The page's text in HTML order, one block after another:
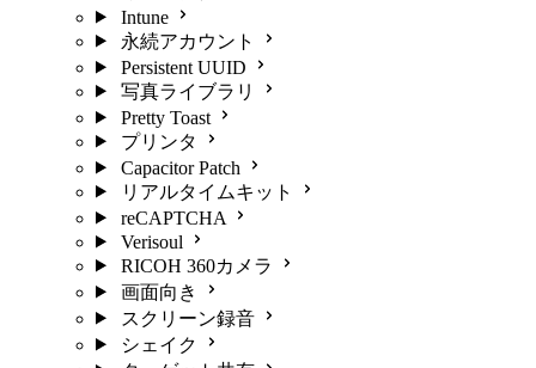
Intune
永続アカウント
Persistent UUID
写真ライブラリ
Pretty Toast
プリンタ
Capacitor Patch
リアルタイムキット
reCAPTCHA
Verisoul
RICOH 360カメラ
画面向き
スクリーン録音
シェイク